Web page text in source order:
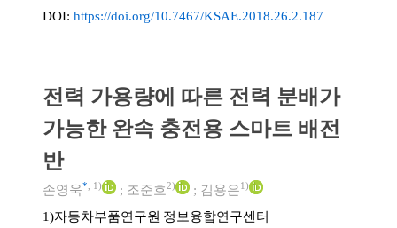
DOI: https://doi.org/10.7467/KSAE.2018.26.2.187
전력 가용량에 따른 전력 분배가
가능한 완속 충전용 스마트 배전
반
손영욱* 1) ; 조준호2) ; 김용은1)
1)자동차부품연구원 정보융합연구센터